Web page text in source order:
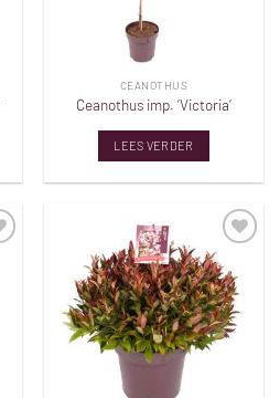
CEANOTHUS
Ceanothus imp. ‘Victoria’
LEES VERDER
Toevoegen
aan
verlanglijst